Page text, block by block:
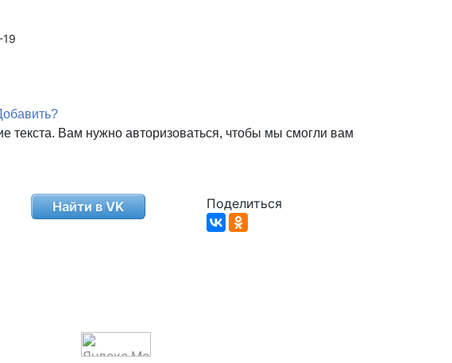
текста. Вам нужно авторизоваться, чтобы мы смогли вам
Найти в VK Поделиться